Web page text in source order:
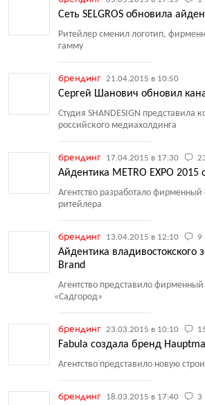
Сеть SELGROS обновила
Ритейлер сменил логотип,
гамму
брендинг 21.04.2015 в 10:50
Сергей Шанович обновил
Студия SHANDESIGN представила
российского медиахолдинга
брендинг 17.04.2015 в 17:30
Айдентика METRO EXPO 2015
Агентство разработало фирменный
ритейлера
брендинг 13.04.2015 в 12:10 9
Айдентика владивостокского
Brand
Агентство представило фирменный
«Садгород»
брендинг 23.03.2015 в 10:10
Fabula создала бренд
Агентство представило новую
брендинг 18.03.2015 в 17:40 3